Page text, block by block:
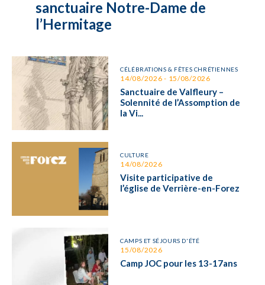
sanctuaire Notre-Dame de
l’Hermitage
CÉLÉBRATIONS & FÊTES CHRÉTIENNES
14/08/2026 - 15/08/2026
Sanctuaire de Valfleury –
Solennité de l’Assomption de
la Vi...
CULTURE
14/08/2026
Visite participative de
l’église de Verrière-en-Forez
CAMPS ET SÉJOURS D'ÉTÉ
15/08/2026
Camp JOC pour les 13-17ans